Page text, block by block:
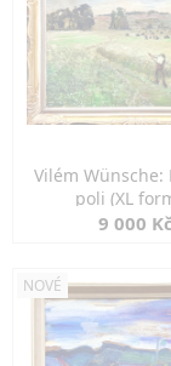
Vilém Wünsche:
poli (XL
9 000 Kč
NOVÉ